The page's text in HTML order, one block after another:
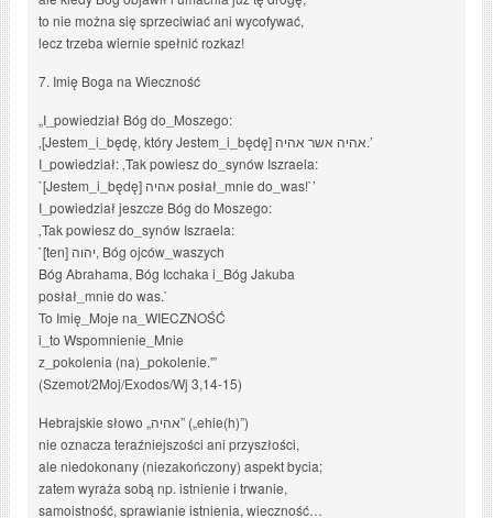
to nie można się sprzeciwiać ani wycofywać,
lecz trzeba wiernie spełnić rozkaz!
7. Imię Boga na Wieczność
„I_powiedział Bóg do_Moszego:
‚[Jestem_i_będę, który Jestem_i_będę] אהיה אשר אהיה.’
I_powiedział: ‚Tak powiesz do_synów Iszraela:
`[Jestem_i_będę] אהיה posłał_mnie do_was!`’
I_powiedział jeszcze Bóg do Moszego:
‚Tak powiesz do_synów Iszraela:
`[ten] יהוה, Bóg ojców_waszych
Bóg Abrahama, Bóg Icchaka i_Bóg Jakuba
posłał_mnie do was.`
To Imię_Moje na_WIECZNOŚĆ
i_to Wspomnienie_Mnie
z_pokolenia (na)_pokolenie.'”
(Szemot/2Moj/Exodos/Wj 3,14-15)
Hebrajskie słowo „אהיה” („ehie(h)”)
nie oznacza teraźniejszości ani przyszłości,
ale niedokonany (niezakończony) aspekt bycia;
zatem wyraża sobą np. istnienie i trwanie,
samoistność, sprawianie istnienia, wieczność…